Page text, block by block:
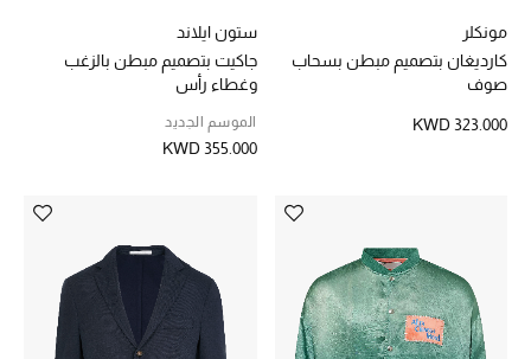
مجوهرات فاخرة للأطفال
ساعات
الهدايا
مونكلر
كارديغان بتصميم مبطن بسحاب
صوف
KWD 323.000
ستون ايلاند
جاكيت بتصميم مبطن بالزغب
وغطاء رأس
الموسم الجديد
KWD 355.000